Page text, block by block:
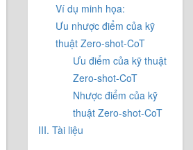
Ví dụ minh họa:
Ưu nhược điểm của kỹ
thuật Zero-shot-CoT
Ưu điểm của kỹ thuật
Zero-shot-CoT
Nhược điểm của kỹ
thuật Zero-shot-CoT
III. Tài liệu